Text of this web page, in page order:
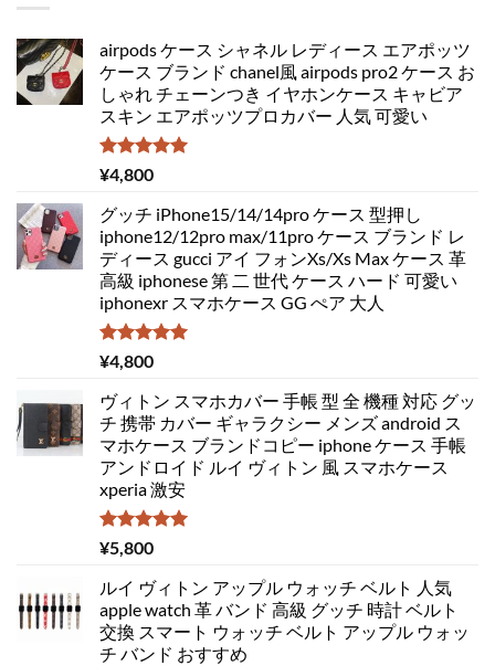
airpods ケース シャネル レディース エアポッツ
ケース ブランド chanel風 airpods pro2 ケース お
しゃれ チェーンつき イヤホンケース キャビア
スキン エアポッツプロカバー 人気 可愛い
5段階中
5.00
¥4,800
グッチ iPhone15/14/14pro ケース 型押し
iphone12/12pro max/11pro ケース ブランド レ
ディース gucci アイ フォンXs/Xs Max ケース 革
高級 iphonese 第 二 世代 ケース ハード 可愛い
iphonexr スマホケース GG ぺア 大人
5段階中
5.00
¥4,800
ヴィトン スマホカバー 手帳 型 全 機種 対応 グッ
チ 携帯 カバー ギャラクシー メンズ android ス
マホケース ブランドコピー iphone ケース 手帳
アンドロイド ルイ ヴィトン 風 スマホケース
xperia 激安
5段階中
5.00
¥5,800
ルイ ヴィトン アップル ウォッチ ベルト 人気
apple watch 革 バンド 高級 グッチ 時計 ベルト
交換 スマート ウォッチ ベルト アップル ウォッ
チ バンド おすすめ